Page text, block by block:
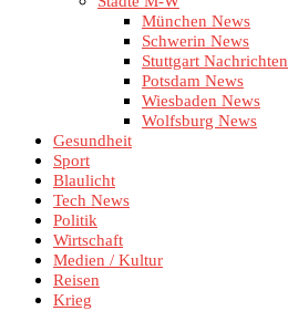
München News
Schwerin News
Stuttgart Nachrichten
Potsdam News
Wiesbaden News
Wolfsburg News
Gesundheit
Sport
Blaulicht
Tech News
Politik
Wirtschaft
Medien / Kultur
Reisen
Krieg